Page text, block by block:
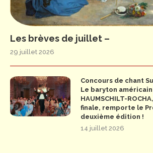
Les brèves de juillet –
29 juillet 2026
Concours de chant
Le baryton américain
HAUMSCHILT-
finale, remporte le
deuxième édition !
14 juillet 2026